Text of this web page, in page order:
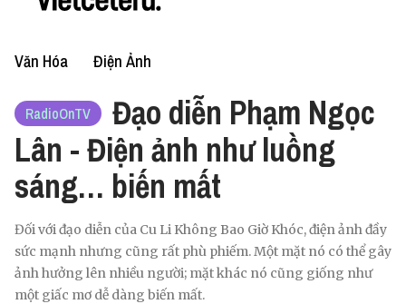
Văn Hóa Điện Ảnh
RadioOnTV
Đạo diễn Phạm Ngọc
Lân - Điện ảnh như luồng
sáng… biến mất
Đối với đạo diễn của Cu Li Không Bao Giờ Khóc, điện ảnh đầy
sức mạnh nhưng cũng rất phù phiếm. Một mặt nó có thể gây
ảnh hưởng lên nhiều người; mặt khác nó cũng giống như
một giấc mơ dễ dàng biến mất.